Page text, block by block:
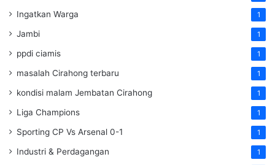
Ingatkan Warga 1
Jambi 1
ppdi ciamis 1
masalah Cirahong terbaru 1
kondisi malam Jembatan Cirahong 1
Liga Champions 1
Sporting CP Vs Arsenal 0-1 1
Industri & Perdagangan 1